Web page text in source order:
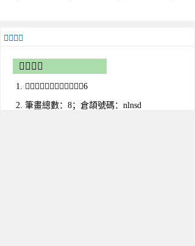
𨹃字解釋
𨹃字屬性
𨹃的部首：阜；部外筆畫：6
筆畫總數：8；倉頡號碼：nlnsd